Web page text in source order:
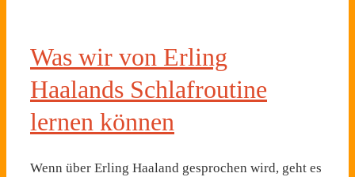
Was wir von Erling
Haalands Schlafroutine
lernen können
Wenn über Erling Haaland gesprochen wird, geht es